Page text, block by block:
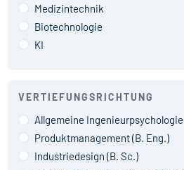
Medizintechnik
Biotechnologie
KI
VERTIEFUNGSRICHTUNG
Allgemeine Ingenieurpsychologie
Produktmanagement (B. Eng.)
Industriedesign (B. Sc.)